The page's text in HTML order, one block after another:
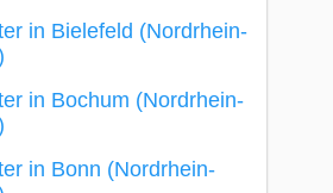
in Bielefeld (Nordrhein-
in Bochum (Nordrhein-
in Bonn (Nordrhein-